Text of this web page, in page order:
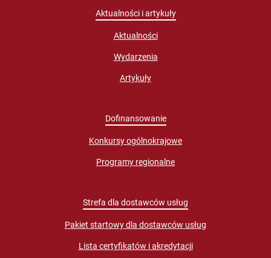
Aktualności i artykuły
Aktualności
Wydarzenia
Artykuły
Dofinansowanie
Konkursy ogólnokrajowe
Programy regionalne
Strefa dla dostawców usług
Pakiet startowy dla dostawców usług
Lista certyfikatów i akredytacji